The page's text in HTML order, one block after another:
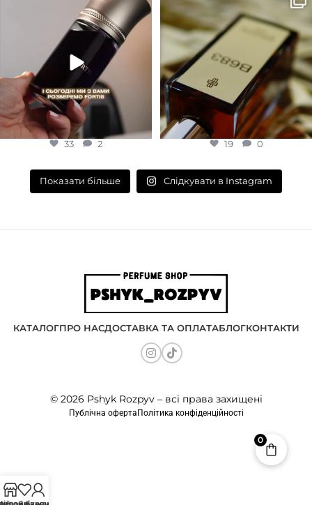
сайт або в Instagram...
33 2
33 2
запах вечора в
19
19 0
Показати більше Слідкувати в Instagram
КАТАЛОГПРО НАСДОСТАВКА ТА ОПЛАТАБЛОГКОНТАКТИ
© 2026 Pshyk Rozpyv – всі права захищені
Публічна оферта Політика конфіденційності
0